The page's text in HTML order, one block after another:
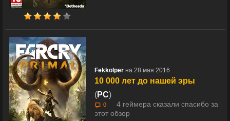
Fekkolper на 28 мая 2016
10 000 лет до нашей эры
(PC)
0
4 геймера сказали спасибо за
этот обзор